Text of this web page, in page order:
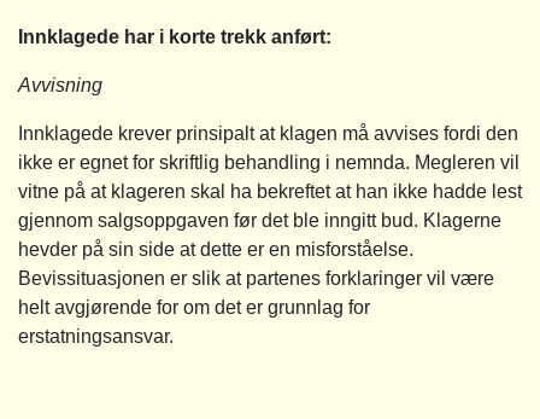
Innklagede har i korte trekk anført:
Avvisning
Innklagede krever prinsipalt at klagen må avvises fordi den
ikke er egnet for skriftlig behandling i nemnda. Megleren vil
vitne på at klageren skal ha bekreftet at han ikke hadde lest
gjennom salgsoppgaven før det ble inngitt bud. Klagerne
hevder på sin side at dette er en misforståelse.
Bevissituasjonen er slik at partenes forklaringer vil være
helt avgjørende for om det er grunnlag for
erstatningsansvar.